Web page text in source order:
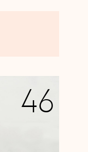
כמעט שמונה
התחבורה,
היו. כ"ץ
לקרדיט
יש בהגדרה
46